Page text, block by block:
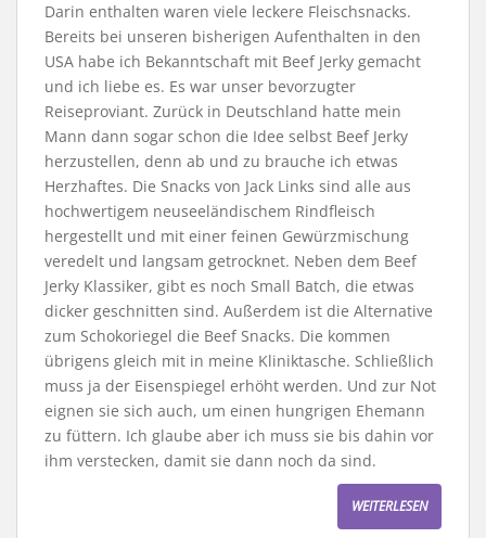
Darin enthalten waren viele leckere Fleischsnacks.
Bereits bei unseren bisherigen Aufenthalten in den
USA habe ich Bekanntschaft mit Beef Jerky gemacht
und ich liebe es. Es war unser bevorzugter
Reiseproviant. Zurück in Deutschland hatte mein
Mann dann sogar schon die Idee selbst Beef Jerky
herzustellen, denn ab und zu brauche ich etwas
Herzhaftes. Die Snacks von Jack Links sind alle aus
hochwertigem neuseeländischem Rindfleisch
hergestellt und mit einer feinen Gewürzmischung
veredelt und langsam getrocknet. Neben dem Beef
Jerky Klassiker, gibt es noch Small Batch, die etwas
dicker geschnitten sind. Außerdem ist die Alternative
zum Schokoriegel die Beef Snacks. Die kommen
übrigens gleich mit in meine Kliniktasche. Schließlich
muss ja der Eisenspiegel erhöht werden. Und zur Not
eignen sie sich auch, um einen hungrigen Ehemann
zu füttern. Ich glaube aber ich muss sie bis dahin vor
ihm verstecken, damit sie dann noch da sind.
WEITERLESEN